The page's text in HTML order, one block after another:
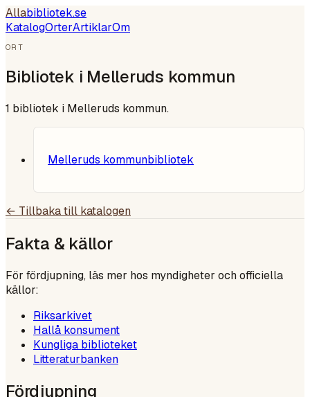
Allabibliotek.se
KatalogOrterArtiklarOm
ORT
Bibliotek i Melleruds kommun
1 bibliotek i Melleruds kommun.
Melleruds kommunbibliotek
← Tillbaka till katalogen
Fakta & källor
För fördjupning, läs mer hos myndigheter och officiella
källor:
Riksarkivet
Hallå konsument
Kungliga biblioteket
Litteraturbanken
Fördjupning